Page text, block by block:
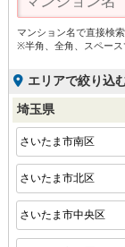
マンション名で直接検索
※半角、全角、スペース
エリアで絞り込
埼玉県
さいたま市南区
さいたま市北区
さいたま市中央区